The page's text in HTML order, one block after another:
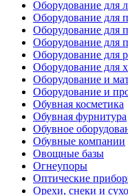
Оборудование для
Оборудование для
Оборудование для
Оборудование для
Оборудование для
Оборудование для
Оборудование и
Оборудование и
Обувная косметика
Обувная фурнитура
Обувное
Обувные компании
Овощные базы
Огнеупоры
Оптические
Орехи, снеки и